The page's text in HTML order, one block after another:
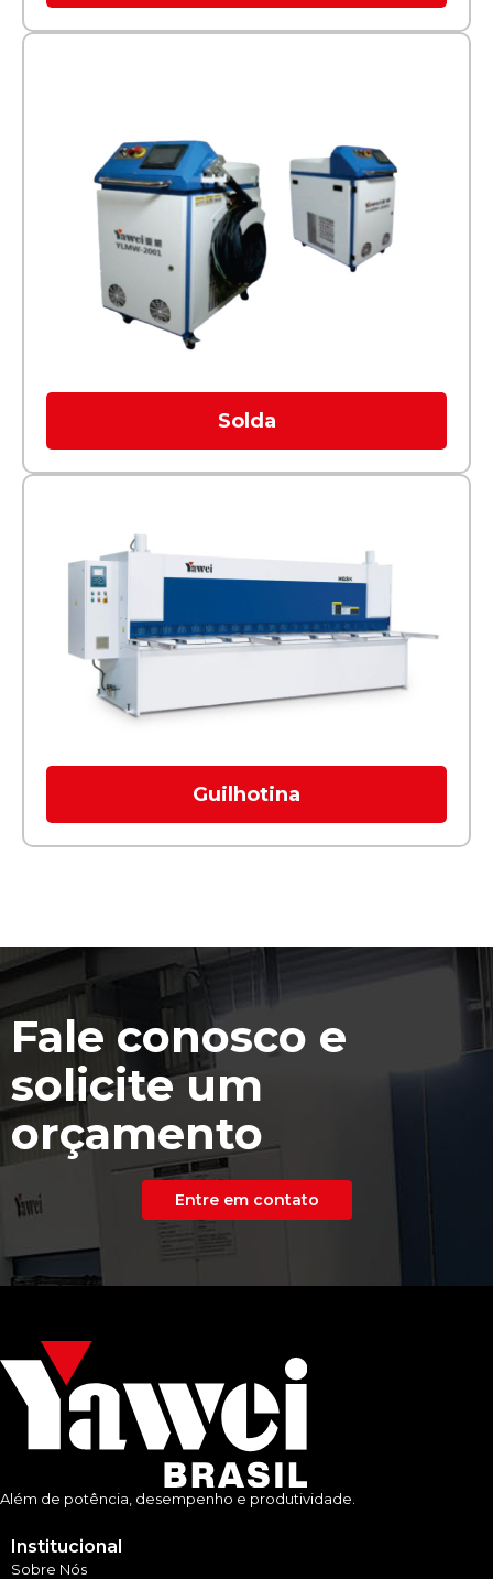
Solda
Guilhotina
Fale conosco e
solicite um
orçamento
Entre em contato
Além de potência, desempenho e produtividade.
Institucional
Sobre Nós